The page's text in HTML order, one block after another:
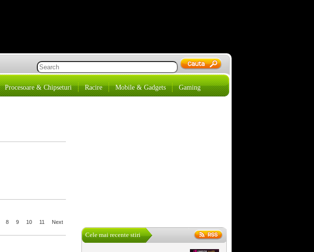
Procesoare & Chipseturi Racire Mobile & Gadgets Gaming
8 9 10 11 Next
Cele mai recente stiri